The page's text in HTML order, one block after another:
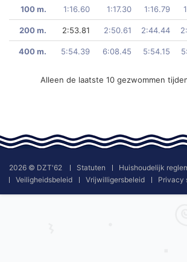
100 m. 1:16.60 1:17.30 1:16.79
200 m. 2:53.81 2:50.61 2:44.44
400 m. 5:54.39 6:08.45 5:54.15
Alleen de laatste 10 gezwommen
2026 © DZT'62 Statuten
Huishoudelijk
Veiligheidsbeleid
Vrijwilligersbeleid Privacy